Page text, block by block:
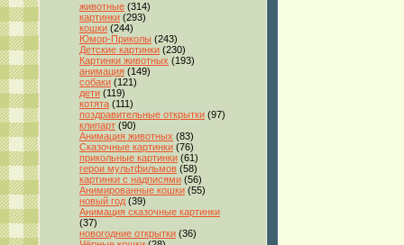
животные (314)
картинки (293)
кошки (244)
Юмор-Приколы (243)
Детские картинки (230)
Картинки животных (193)
анимация (149)
собаки (121)
дети (119)
котята (111)
поздравительные открытки (97)
клипарт (90)
Анимация животных (83)
Сказочные картинки (76)
прикольные картинки (61)
герои мультфильмов (58)
картинки с надписями (56)
Анимированные кошки (55)
новый год (39)
Анимация сказочные картинки
(37)
новогодние открытки (36)